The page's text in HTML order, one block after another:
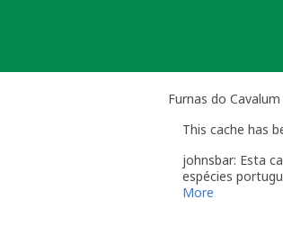
Furnas do
This cache has
johnsbar: Esta
espécies
More